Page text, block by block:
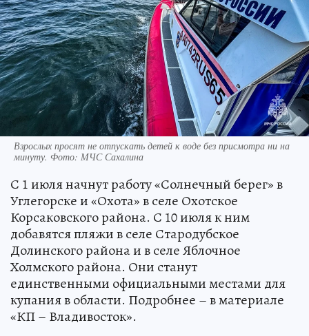
Взрослых просят не отпускать детей к воде без присмотра ни на
минуту. Фото: МЧС Сахалина
С 1 июля начнут работу «Солнечный берег» в
Углегорске и «Охота» в селе Охотское
Корсаковского района. С 10 июля к ним
добавятся пляжи в селе Стародубское
Долинского района и в селе Яблочное
Холмского района. Они станут
единственными официальными местами для
купания в области. Подробнее – в материале
«КП – Владивосток».